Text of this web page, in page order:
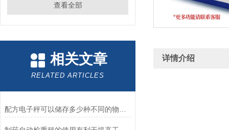
查看全部
相关文章
RELATED ARTICLES
详情介绍